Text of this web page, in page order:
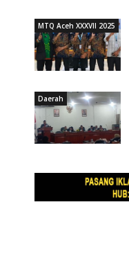
MTQ Aceh XXXVII 2025
Daerah